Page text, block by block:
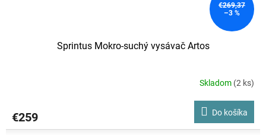
€269,37
–3 %
Sprintus Mokro-suchý vysávač Artos
Skladom (2 ks)
€259 Do košíka